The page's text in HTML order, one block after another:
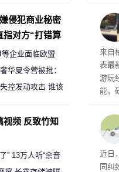
内
来自
表最
游玩
能，
训练
近日
同纠
侵犯商业秘密
指对方“打错算
企业面临欧盟
法权限审查
华夏令营被批：
托邦”
控发动攻击 谁该
视频 反致竹知
” 13万人听“余音